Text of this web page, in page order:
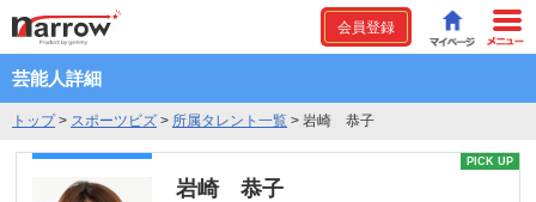
会員登録
芸能人詳細
トップ> スポーツビズ > 所属タレント一覧 > 岩崎 恭子
PICK UP
岩崎 恭子